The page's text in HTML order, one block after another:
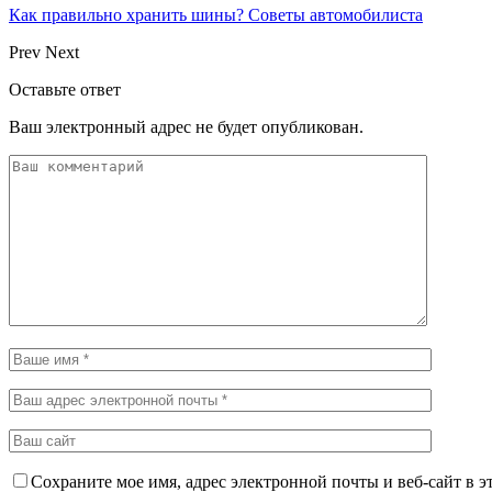
Как правильно хранить шины? Советы автомобилиста
Prev Next
Оставьте ответ
Ваш электронный адрес не будет опубликован.
Сохраните мое имя, адрес электронной почты и веб-сайт в